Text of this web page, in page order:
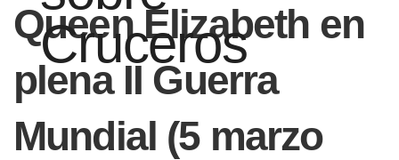
Queen Elizabeth en
plena II Guerra
Mundial (5 marzo